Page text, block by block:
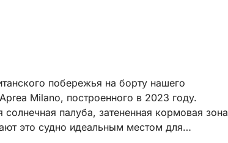
побережья на борту нашего
Milano, построенного в 2023 году.
палуба, затененная кормовая зона
это судно идеальным местом для